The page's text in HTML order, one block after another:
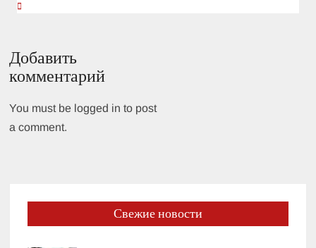
Добавить
комментарий
You must be logged in to post
a comment.
Свежие новости